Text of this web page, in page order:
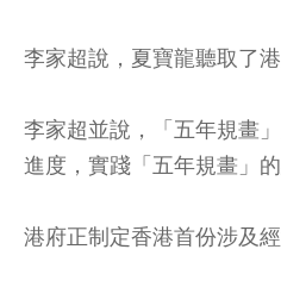
李家超說，夏寶龍聽取了
李家超並說，「五年規畫
進度，實踐「五年規畫」的
港府正制定香港首份涉及